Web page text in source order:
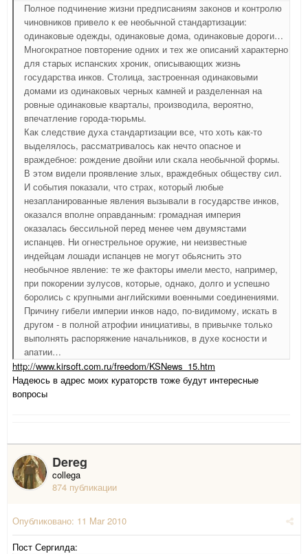
Полное подчинение жизни предписаниям законов и контролю
чиновников привело к ее необычной стандартизации:
одинаковые одежды, одинаковые дома, одинаковые дороги…
Многократное повторение одних и тех же описаний характерно
для старых испанских хроник, описывающих жизнь
государства инков. Столица, застроенная одинаковыми
домами из одинаковых черных камней и разделенная на
ровные одинаковые кварталы, производила, вероятно,
впечатление города-тюрьмы.
Как следствие духа стандартизации все, что хоть как-то
выделялось, рассматривалось как нечто опасное и
враждебное: рождение двойни или скала необычной формы.
В этом видели проявление злых, враждебных обществу сил.
И события показали, что страх, который любые
незапланированные явления вызывали в государстве инков,
оказался вполне оправданным: громадная империя
оказалась бессильной перед менее чем двумястами
испанцев. Ни огнестрельное оружие, ни неизвестные
индейцам лошади испанцев не могут обьяснить это
необычное явление: те же факторы имели место, например,
при покорении зулусов, которые, однако, долго и успешно
боролись с крупными английскими военными соединениями.
Причину гибели империи инков надо, по-видимому, искать в
другом - в полной атрофии инициативы, в привычке только
выполнять распоряжение начальников, в духе косности и
апатии…
http://www.kirsoft.com.ru/freedom/KSNews_15.htm
Надеюсь в адрес моих кураторств тоже будут интересные
вопросы
Dereg
collega
874 публикации
Опубликовано: 11 Mar 2010
Пост Сергилда: